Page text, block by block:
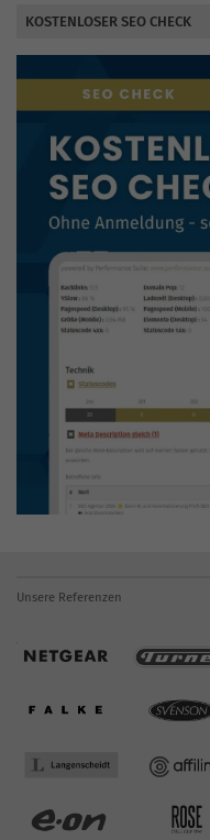
KOSTENLOSER SEO CHECK
Unsere Referenzen